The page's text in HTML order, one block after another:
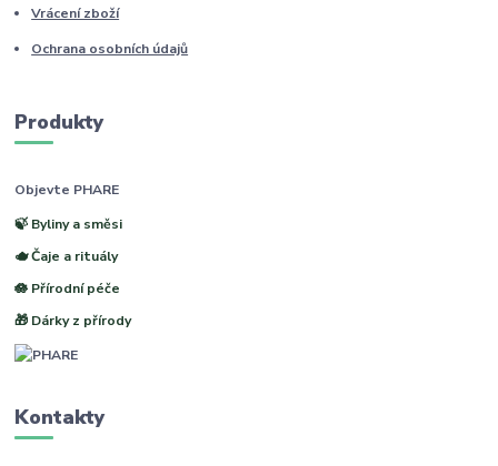
Vrácení zboží
Ochrana osobních údajů
Produkty
Objevte PHARE
🍃 Byliny a směsi
🫖 Čaje a rituály
🪷 Přírodní péče
🎁 Dárky z přírody
Kontakty